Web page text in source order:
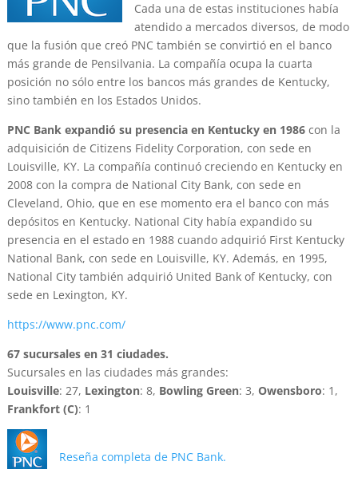
Cada una de estas instituciones había
atendido a mercados diversos, de modo
que la fusión que creó PNC también se convirtió en el banco
más grande de Pensilvania. La compañía ocupa la cuarta
posición no sólo entre los bancos más grandes de Kentucky,
sino también en los Estados Unidos.
PNC Bank expandió su presencia en Kentucky en 1986con la
adquisición de Citizens Fidelity Corporation, con sede en
Louisville, KY. La compañía continuó creciendo en Kentucky en
2008 con la compra de National City Bank, con sede en
Cleveland, Ohio, que en ese momento era el banco con más
depósitos en Kentucky. National City había expandido su
presencia en el estado en 1988 cuando adquirió First Kentucky
National Bank, con sede en Louisville, KY. Además, en 1995,
National City también adquirió United Bank of Kentucky, con
sede en Lexington, KY.
https://www.pnc.com/
67 sucursales en 31 ciudades.
Sucursales en las ciudades más grandes:
Louisville: 27, Lexington: 8, Bowling Green: 3, Owensboro: 1,
Frankfort (C): 1
Reseña completa de PNC Bank.